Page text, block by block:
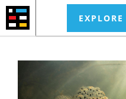
EXPLORE